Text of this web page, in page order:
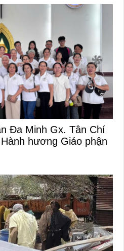
Đa Minh Gx. Tân Chí
hương Giáo phận